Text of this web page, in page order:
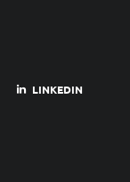
LINKEDIN